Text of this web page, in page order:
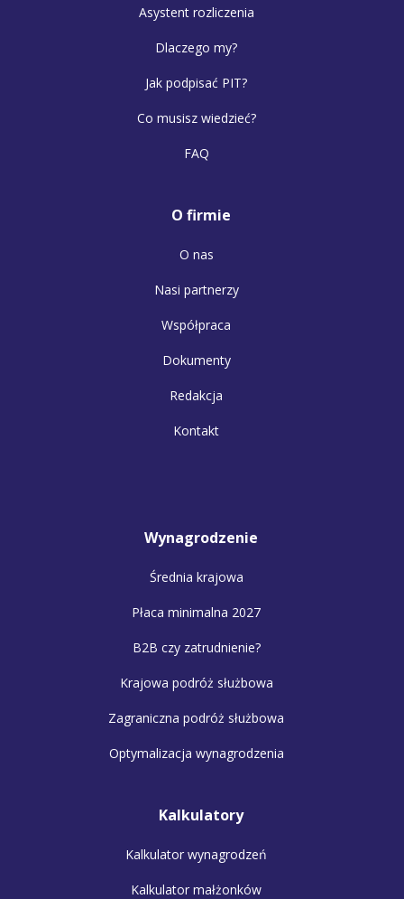
Asystent rozliczenia
Dlaczego my?
Jak podpisać PIT?
Co musisz wiedzieć?
FAQ
O firmie
O nas
Nasi partnerzy
Współpraca
Dokumenty
Redakcja
Kontakt
Wynagrodzenie
Średnia krajowa
Płaca minimalna 2027
B2B czy zatrudnienie?
Krajowa podróż służbowa
Zagraniczna podróż służbowa
Optymalizacja wynagrodzenia
Kalkulatory
Kalkulator wynagrodzeń
Kalkulator małżonków